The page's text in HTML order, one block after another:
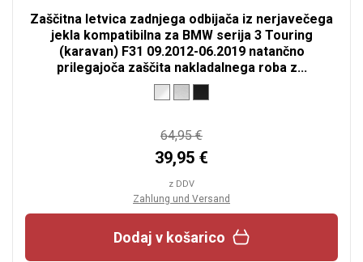
Zaščitna letvica zadnjega odbijača iz nerjavečega
jekla kompatibilna za BMW serija 3 Touring
(karavan) F31 09.2012-06.2019 natančno
prilegajoča zaščita nakladalnega roba z...
64,95 €
39,95 €
z DDV
Zahlung und Versand
Dodaj v košarico